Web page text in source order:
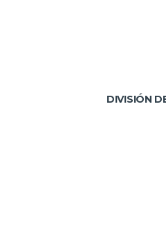
DIVISIÓN